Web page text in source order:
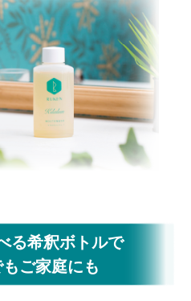
る希釈ボトルで
ご家庭にも